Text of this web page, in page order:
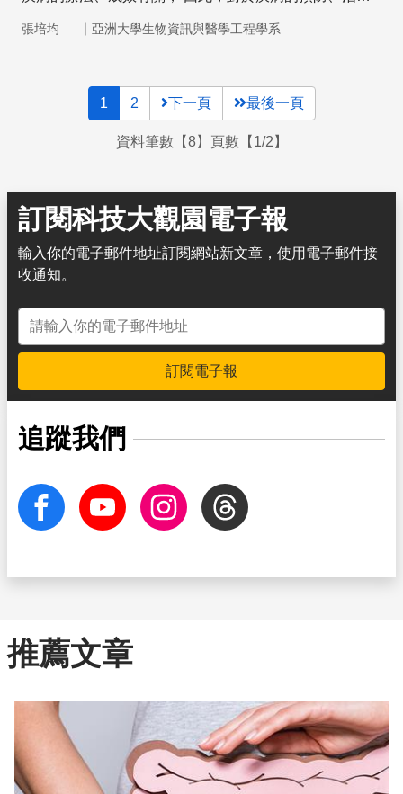
療發展。
張培均 ｜ 亞洲大學生物資訊與醫學工程學系
1 2 下一頁 最後一頁
資料筆數【8】頁數【1/2】
訂閱科技大觀園電子報
輸入你的電子郵件地址訂閱網站新文章，使用電子郵件接
收通知。
電子郵件地址
訂閱電子報
追蹤我們
facebook Youtube InstagramThreads
推薦文章